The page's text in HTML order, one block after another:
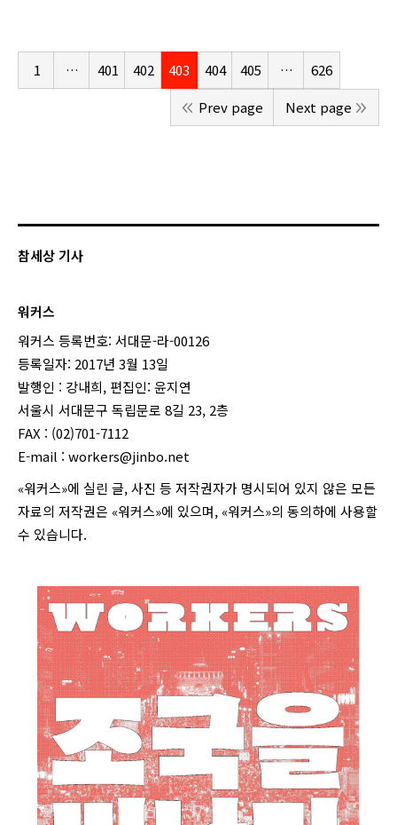
1 … 401 402 403 404 405 …
626
Prev page
Next page
참세상 기사
워커스
워커스 등록번호: 서대문-라-00126
등록일자: 2017년 3월 13일
발행인 : 강내희, 편집인: 윤지연
서울시 서대문구 독립문로 8길 23, 2층
FAX : (02)701-7112
E-mail : workers@jinbo.net
«워커스»에 실린 글, 사진 등 저작권자가 명시되어 있지 않은 모든
자료의 저작권은 «워커스»에 있으며, «워커스»의 동의하에 사용할
수 있습니다.